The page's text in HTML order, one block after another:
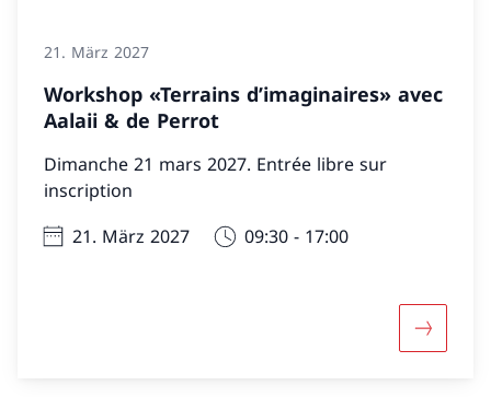
21. März 2027
Workshop «Terrains d’imaginaires» avec
Aalaii & de Perrot
Dimanche 21 mars 2027. Entrée libre sur
inscription
21. März 2027
09:30 - 17:00
Mehr